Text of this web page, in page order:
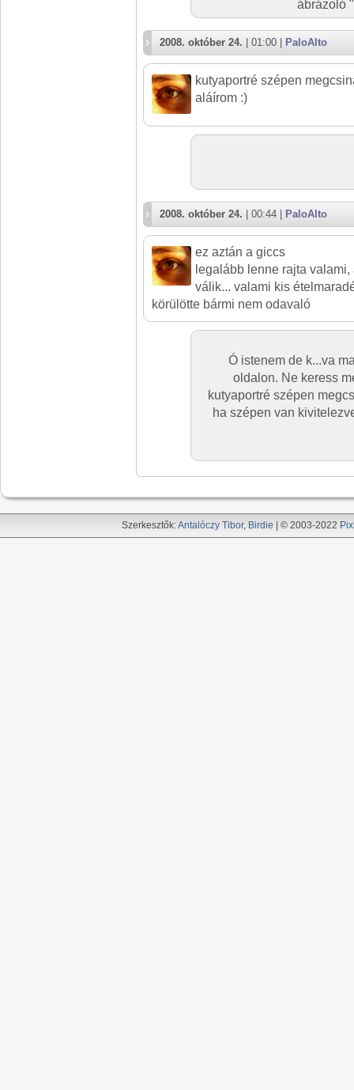
ábrázoló
2008. október 24. | 01:00 | PaloAlto
kutyaportré szépen
aláírom :)
2008. október 24. | 00:44 | PaloAlto
ez aztán a giccs
legalább lenne rajta
válik... valami kis
körülötte bármi nem odavaló
Ó istenem de k...va
oldalon. Ne keress
kutyaportré szépen
ha szépen van
Szerkesztők:Antalóczy Tibor, Birdie | © 2003-2022